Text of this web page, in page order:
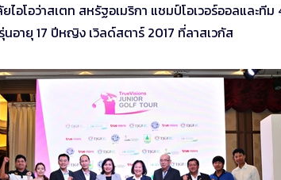
ไอโอว่าสเตท สหรัฐอเมริกา แชมป์โอเวอร์ออลและ
นอายุ 17 ปีหญิง เวิลด์สตาร์ 2017 ที่ลาสเวกัส